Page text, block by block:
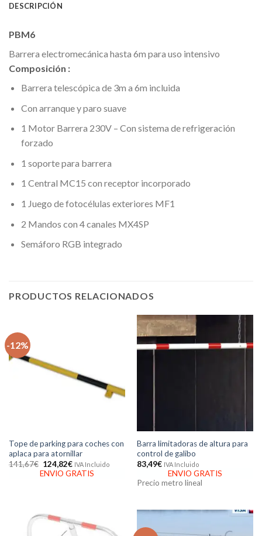
DESCRIPCIÓN
PBM6
Barrera electromecánica hasta 6m para uso intensivo
Composición :
Barrera telescópica de 3m a 6m incluida
Con arranque y paro suave
1 Motor Barrera 230V – Con sistema de refrigeración
forzado
1 soporte para barrera
1 Central MC15 con receptor incorporado
1 Juego de fotocélulas exteriores MF1
2 Mandos con 4 canales MX4SP
Semáforo RGB integrado
PRODUCTOS RELACIONADOS
-12%
Tope de parking para coches con
aplaca para atornillar
141,67€ El
precio
original
124,82€El
precio
actual
IVA Incluido
ENVIO GRATIS
Barra limitadoras de altura para
control de galibo
83,49€ IVA Incluido
ENVIO GRATIS
Precio metro lineal